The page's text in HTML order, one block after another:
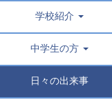
学校紹介
中学生の方
日々の出来事